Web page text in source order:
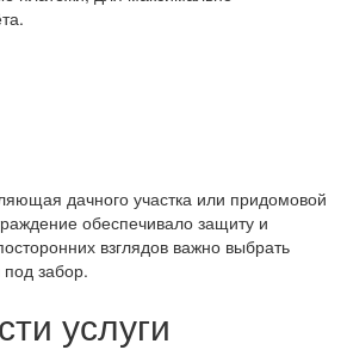
дачного участка или придомовой
обеспечивало защиту и
взглядов важно выбрать
забор.
услуги